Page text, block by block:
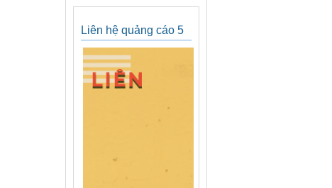
Liên hệ quảng cáo 5